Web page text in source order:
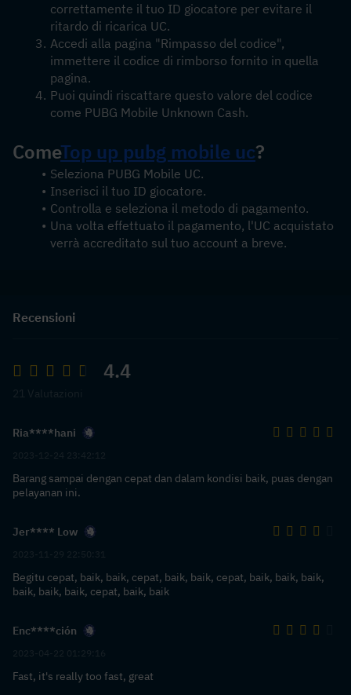
correttamente il tuo ID giocatore per evitare il
ritardo di ricarica UC.
Accedi alla pagina "Rimpasso del codice",
immettere il codice di rimborso fornito in quella
pagina.
Puoi quindi riscattare questo valore del codice
come PUBG Mobile Unknown Cash.
ComeTop up pubg mobile uc?
Seleziona PUBG Mobile UC.
Inserisci il tuo ID giocatore.
Controlla e seleziona il metodo di pagamento.
Una volta effettuato il pagamento, l'UC acquistato
verrà accreditato sul tuo account a breve.
Recensioni
4.4
Ria****hani
Barang sampai dengan cepat dan dalam kondisi baik, puas dengan
pelayanan ini.
Jer**** Low
Begitu cepat, baik, baik, cepat, baik, baik, cepat, baik, baik, baik,
baik, baik, baik, cepat, baik, baik
Enc****ción
Fast, it's really too fast, great